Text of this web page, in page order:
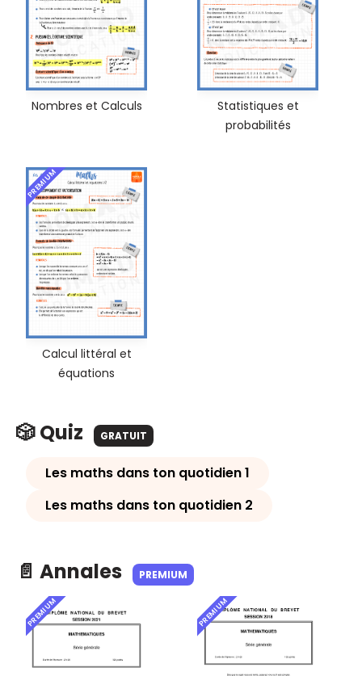
Nombres et Calculs
Statistiques et
probabilités
PREMIUM
Calcul littéral et
équations
🎲 Quiz GRATUIT
Les maths dans ton quotidien 1
Les maths dans ton quotidien 2
📄 Annales PREMIUM
PREMIUM PREMIUM